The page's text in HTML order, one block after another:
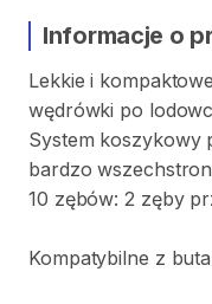
Informacje o
Lekkie i kompaktowe
wędrówki po
System koszykowy
bardzo
10 zębów: 2 zęby
Kompatybilne z